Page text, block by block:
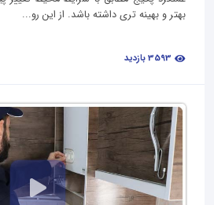
بهتر و بهینه تری داشته باشد. از این رو...